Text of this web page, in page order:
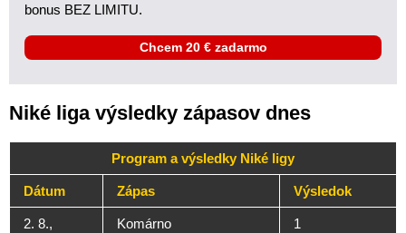
bonus BEZ LIMITU.
Chcem 20 € zadarmo
Niké liga výsledky zápasov dnes
Program a výsledky Niké ligy
Dátum Zápas Výsledok
2. 8.,
Komárno
1